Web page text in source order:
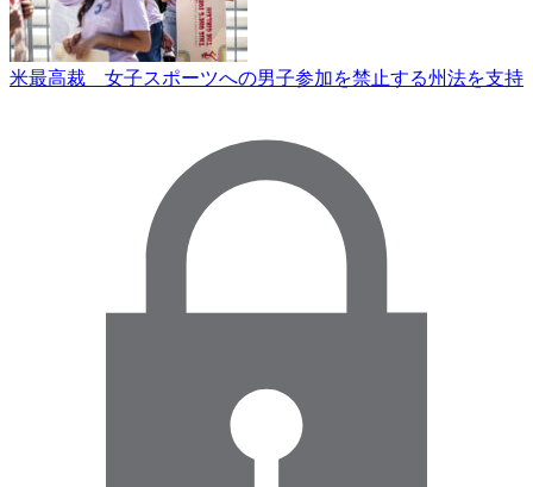
米最高裁 女子スポーツへの男子参加を禁止する州法を支持